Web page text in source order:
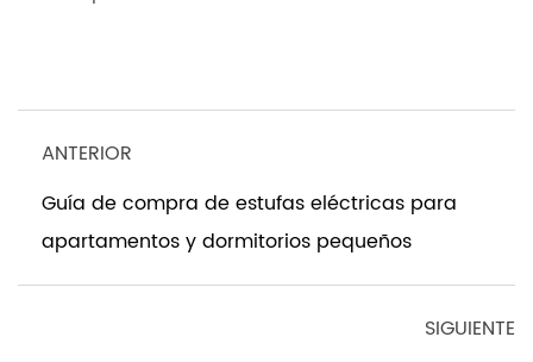
ANTERIOR
Guía de compra de estufas eléctricas para
apartamentos y dormitorios pequeños
SIGUIENTE